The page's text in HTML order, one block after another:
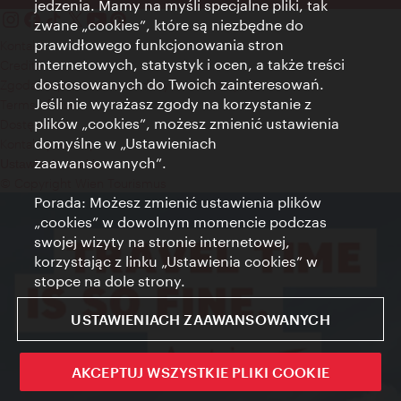
Kontakt
Credits
Zgoda na przetwarzanie danych osobowych
Terms of Use
Dostępność
Kontakt prasowy
Ustawienia cookies
jedzenia. Mamy na myśli specjalne pliki, tak
zwane „cookies”, które są niezbędne do
prawidłowego funkcjonowania stron
internetowych, statystyk i ocen, a także treści
dostosowanych do Twoich zainteresowań.
Jeśli nie wyrażasz zgody na korzystanie z
plików „cookies”, możesz zmienić ustawienia
domyślne w „Ustawieniach
zaawansowanych”.
Porada: Możesz zmienić ustawienia plików
„cookies” w dowolnym momencie podczas
swojej wizyty na stronie internetowej,
korzystając z linku „Ustawienia cookies” w
stopce na dole strony.
USTAWIENIACH ZAAWANSOWANYCH
AKCEPTUJ WSZYSTKIE PLIKI COOKIE